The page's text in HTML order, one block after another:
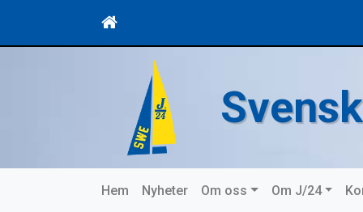
Hem Nyheter Om oss Om J/24